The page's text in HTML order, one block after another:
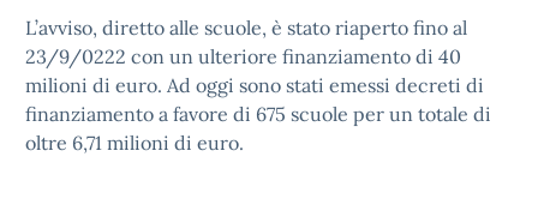
L’avviso, diretto alle scuole, è stato riaperto fino al
23/9/0222 con un ulteriore finanziamento di 40
milioni di euro. Ad oggi sono stati emessi decreti di
finanziamento a favore di 675 scuole per un totale di
oltre 6,71 milioni di euro.